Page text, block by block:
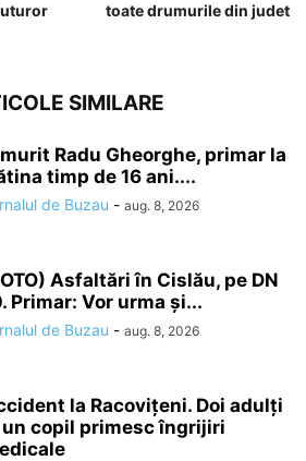
toate drumurile din judet
SIMILARE
Radu Gheorghe, primar la
timp de 16 ani....
de Buzau - aug. 8, 2026
Asfaltări în Cislău, pe DN
Primar: Vor urma și...
de Buzau - aug. 8, 2026
la Racovițeni. Doi adulți
copil primesc îngrijiri